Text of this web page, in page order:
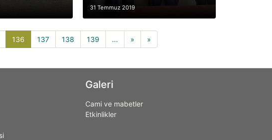
31 Temmuz 2019
136 136(current)
137 138 139 ... » »
Galeri
Cami ve mabetler
Etkinlikler